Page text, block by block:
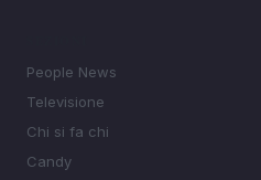
People News
Televisione
Chi si fa chi
Candy